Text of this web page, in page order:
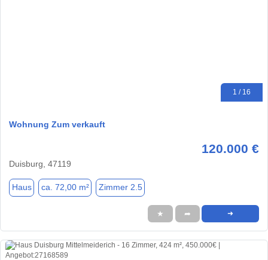
1 / 16
Wohnung Zum verkauft
120.000 €
Duisburg, 47119
Haus ca. 72,00 m² Zimmer 2.5
★ ➦ ➜